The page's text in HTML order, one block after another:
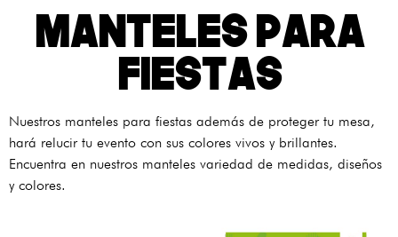
MANTELES PARA
FIESTAS
Nuestros manteles para fiestas además de proteger tu mesa,
hará relucir tu evento con sus colores vivos y brillantes.
Encuentra en nuestros manteles variedad de medidas, diseños
y colores.